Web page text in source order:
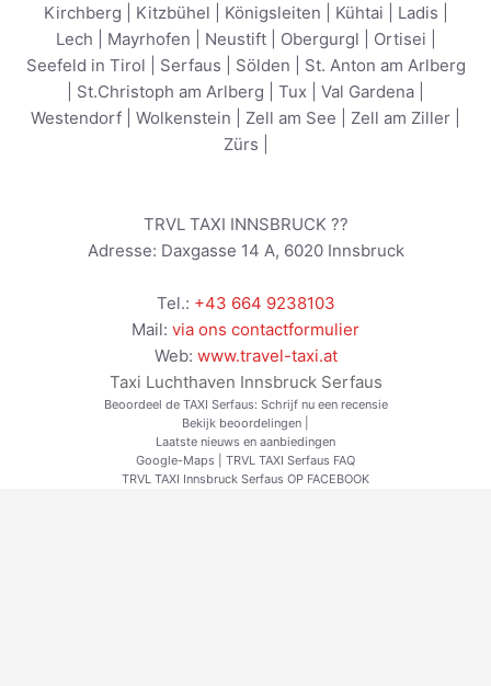
Kirchberg
Kitzbühel Königsleiten Kühtai Ladis
Lech
Mayrhofen Neustift Obergurgl Ortisei
Seefeld in Tirol
Serfaus Sölden
St. Anton am Arlberg
St.Christoph am Arlberg Tux Val Gardena
Westendorf
Wolkenstein Zell am See Zell am Ziller
Zürs
TRVL TAXI INNSBRUCK ??
Adresse: Daxgasse 14 A, 6020 Innsbruck
Tel.: +43 664 9238103
Mail: via ons contactformulier
Web: www.travel-taxi.at
Taxi Luchthaven Innsbruck Serfaus
Beoordeel de TAXI Serfaus: Schrijf nu een recensie
Bekijk beoordelingen
Laatste nieuws en aanbiedingen
Google-Maps
TRVL TAXI Serfaus FAQ
TRVL TAXI Innsbruck Serfaus OP FACEBOOK